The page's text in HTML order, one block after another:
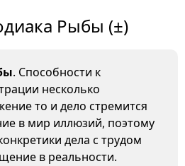
Рыбы (±)
. Способности к
несколько
то и дело стремится
в мир иллюзий, поэтому
дела с трудом
в реальности.